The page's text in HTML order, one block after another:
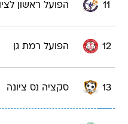
11 הפועל ראשון לציון
12 הפועל רמת גן
13 סקציה נס ציונה